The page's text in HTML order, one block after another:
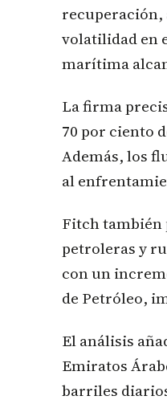
recuperación,
volatilidad en
marítima
La firma
70 por ciento
Además, los
al
Fitch también
petroleras y
con un
de Petróleo,
El análisis
Emiratos
barriles